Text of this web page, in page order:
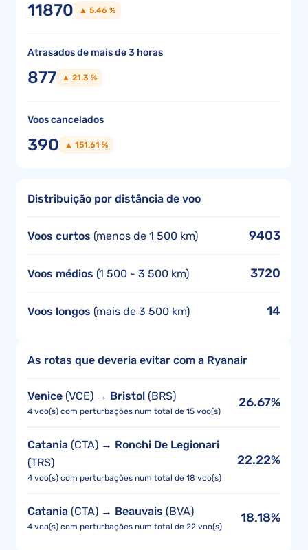
11870 ▲ 5.46 %
Atrasados de mais de 3 horas
877 ▲ 21.3 %
Voos cancelados
390 ▲ 151.61 %
Distribuição por distância de voo
Voos curtos (menos de 1 500 km) 9403
Voos médios (1 500 - 3 500 km) 3720
Voos longos (mais de 3 500 km) 14
As rotas que deveria evitar com a Ryanair
Venice (VCE) → Bristol (BRS)
4 voo(s) com perturbações num total de 15 voo(s)
26.67%
Catania (CTA) → Ronchi De Legionari
(TRS)
4 voo(s) com perturbações num total de 18 voo(s)
22.22%
Catania (CTA) → Beauvais (BVA)
4 voo(s) com perturbações num total de 22 voo(s)
18.18%